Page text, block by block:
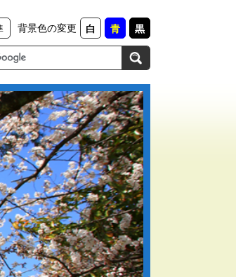
背景色の変更 白 青 黒